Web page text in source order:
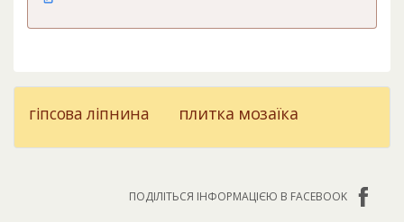
гіпсова ліпнина плитка мозаїка
ПОДІЛІТЬСЯ ІНФОРМАЦІЄЮ В FACEBOOK